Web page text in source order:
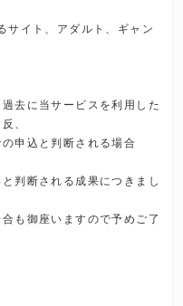
サイト、アダルト、ギャン
去に当サービスを利用した
、
申込と判断される場合
判断される成果につきまし
も御座いますので予めご了